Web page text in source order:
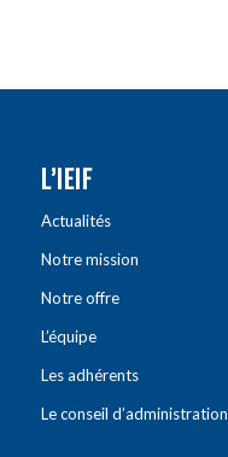
L’IEIF
Actualités
Notre mission
Notre offre
L’équipe
Les adhérents
Le conseil d’administration